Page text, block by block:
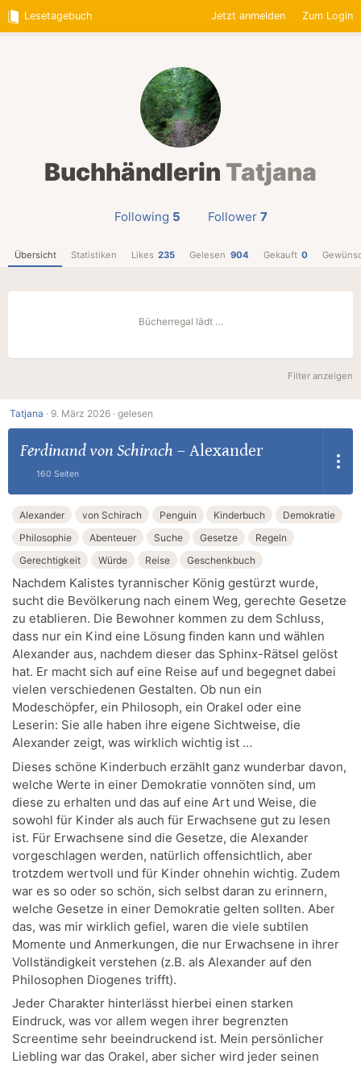
Lesetagebuch Jetzt anmelden Zum Login
Buchhändlerin Tatjana
Following 5 Follower 7
Übersicht Statistiken Likes 235 Gelesen 904 Gekauft 0
Bücherregal lädt …
Filter anzeigen
Tatjana · 9. März 2026 · gelesen
Ferdinand von Schirach – Alexander
160 Seiten
Alexander von Schirach Penguin Kinderbuch
Demokratie
Philosophie
Abenteuer Suche Gesetze
Regeln
Gerechtigkeit
Würde Reise Geschenkbuch
Nachdem Kalistes tyrannischer König gestürzt wurde,
sucht die Bevölkerung nach einem Weg, gerechte Gesetze
zu etablieren. Die Bewohner kommen zu dem Schluss,
dass nur ein Kind eine Lösung finden kann und wählen
Alexander aus, nachdem dieser das Sphinx-Rätsel gelöst
hat. Er macht sich auf eine Reise auf und begegnet dabei
vielen verschiedenen Gestalten. Ob nun ein
Modeschöpfer, ein Philosoph, ein Orakel oder eine
Leserin: Sie alle haben ihre eigene Sichtweise, die
Alexander zeigt, was wirklich wichtig ist …
Dieses schöne Kinderbuch erzählt ganz wunderbar davon,
welche Werte in einer Demokratie vonnöten sind, um
diese zu erhalten und das auf eine Art und Weise, die
sowohl für Kinder als auch für Erwachsene gut zu lesen
ist. Für Erwachsene sind die Gesetze, die Alexander
vorgeschlagen werden, natürlich offensichtlich, aber
trotzdem wertvoll und für Kinder ohnehin wichtig. Zudem
war es so oder so schön, sich selbst daran zu erinnern,
welche Gesetze in einer Demokratie gelten sollten. Aber
das, was mir wirklich gefiel, waren die viele subtilen
Momente und Anmerkungen, die nur Erwachsene in ihrer
Vollständigkeit verstehen (z.B. als Alexander auf den
Philosophen Diogenes trifft).
Jeder Charakter hinterlässt hierbei einen starken
Eindruck, was vor allem wegen ihrer begrenzten
Screentime sehr beeindruckend ist. Mein persönlicher
Liebling war das Orakel, aber sicher wird jeder seinen